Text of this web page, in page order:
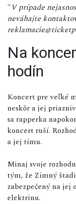
"V prípade
neváhajte
Na
hodín
Koncert pre veľké
neskôr a jej
sa rapperka
koncert ruší.
a jej tímu.
Minaj svoje
tým, že Zimný
zabezpečený na jej
elektrinu.